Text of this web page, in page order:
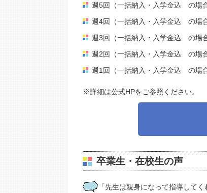
週5回（一括納入・入学金込 の場
週4回（一括納入・入学金込 の場
週3回（一括納入・入学金込 の場
週2回（一括納入・入学金込 の場
週1回（一括納入・入学金込 の場
※詳細は公式HPをご参照ください。
卒業生・在校生の声
「先生は親身になって指導して